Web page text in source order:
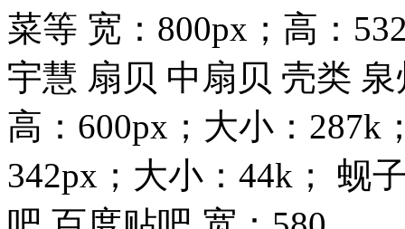
菜等 宽：800px；高：
宇慧 扇贝 中扇贝 壳类
高：600px；大小：287k
342px；大小：44k； 蚬